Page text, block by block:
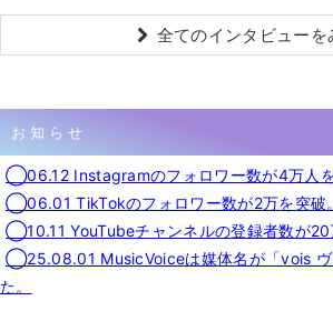
全てのインタビューを
お知らせ
◯06.12 Instagramのフォロワー数が4万人を
◯06.01 TikTokのフォロワー数が2万を突破。
◯10.11 YouTubeチャンネルの登録者数が20
◯25.08.01 MusicVoiceは媒体名が「vois ヴ
た。